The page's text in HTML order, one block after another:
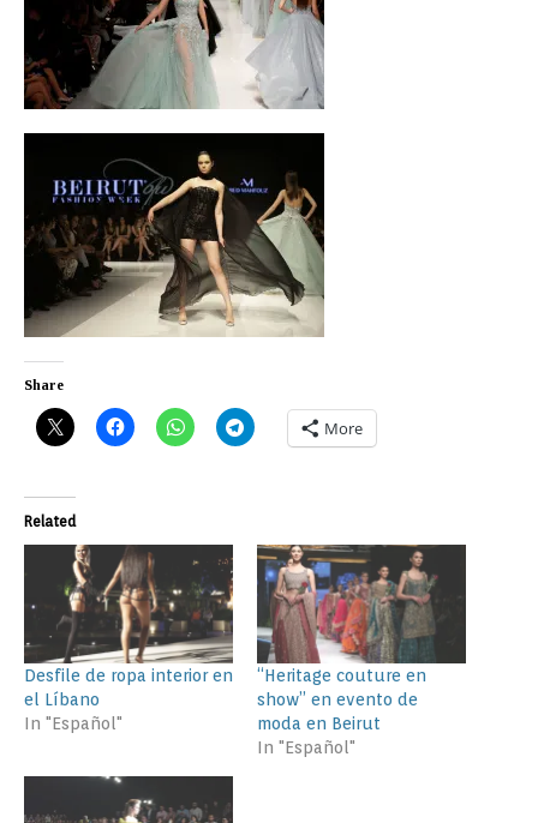
Share
More
Related
Desfile de ropa interior en
el Líbano
In "Español"
“Heritage couture en
show” en evento de
moda en Beirut
In "Español"